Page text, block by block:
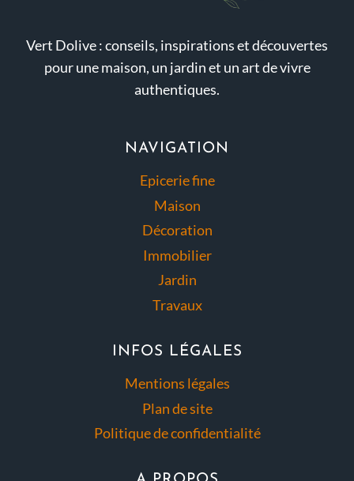
Vert Dolive : conseils, inspirations et découvertes
pour une maison, un jardin et un art de vivre
authentiques.
NAVIGATION
Epicerie fine
Maison
Décoration
Immobilier
Jardin
Travaux
INFOS LÉGALES
Mentions légales
Plan de site
Politique de confidentialité